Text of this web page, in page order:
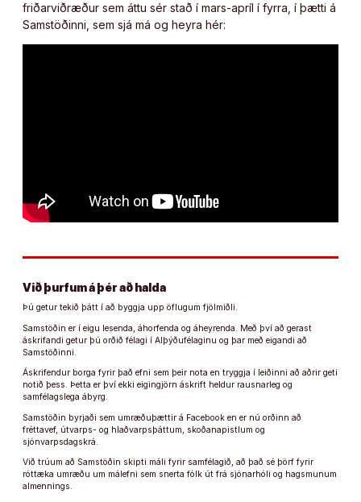
friðarviðræður sem áttu sér stað í mars-apríl í fyrra, í þætti á
Samstöðinni, sem sjá má og heyra hér:
Við þurfum á þér að halda
Þú getur tekið þátt í að byggja upp öflugum fjölmiðli.
Samstöðin er í eigu lesenda, áhorfenda og áheyrenda. Með því að gerast
áskrifandi getur þú orðið félagi í Alþýðufélaginu og þar með eigandi að
Samstöðinni.
Áskrifendur borga fyrir það efni sem þeir nota en tryggja í leiðinni að aðrir geti
notið þess. Þetta er því ekki eigingjörn áskrift heldur rausnarleg og
samfélagslega ábyrg.
Samstöðin byrjaði sem umræðuþættir á Facebook en er nú orðinn að
fréttavef, útvarps- og hlaðvarpsþáttum, skoðanapistlum og
sjónvarpsdagskrá.
Við trúum að Samstöðin skipti máli fyrir samfélagið, að það sé þörf fyrir
róttæka umræðu um málefni sem snerta fólk út frá sjónarhóli og hagsmunum
almennings.